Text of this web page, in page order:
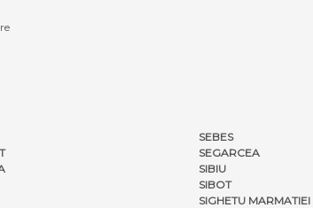
SEBES
SEGARCEA
SIBIU
SIBOT
SIGHETU MARMATIEI